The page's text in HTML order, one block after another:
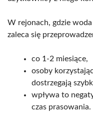
W rejonach, gdzie
zaleca się
co 1-2 miesiące,
osoby
dostrzegają
wpływa to
czas prasowania.